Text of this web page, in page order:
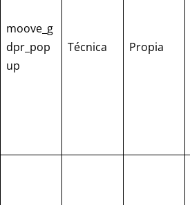
moove_g
dpr_pop
up
Técnica Propia